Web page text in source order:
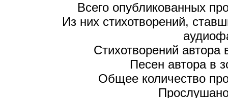
Всего опубликованных
Из них стихотворений,
Стихотворений
Песен автора в
Общее количество